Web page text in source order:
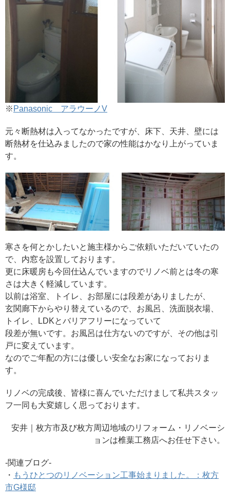
※ Panasonic アラウーノV
元々断熱材は入ってなかったですが、床下、天井、壁には
断熱材を仕込みましたので家の性能はかなり上がっていま
す。
寒さを何とかしたいと施主様からご依頼いただいていたの
で、内窓を設置しております。
更に床暖房も今回仕込んでいますのでリノベ前とは冬の寒
さは大きく軽減しています。
以前は浴室、トイレ、お部屋には段差がありましたが、
玄関廊下からやり替えているので、お風呂、洗面脱衣場、
トイレ、LDKとバリアフリーになっていて
段差が無いです。お風呂は仕方ないのですが、その他は引
戸に変えています。
なのでご年配の方には優しい安全なお家になっておりま
す。
リノベの完成後、皆様に喜んでいただけまして私共スタッ
フ一同も大変嬉しく思っております。
安井｜枚方市及び枚方周辺地域のリフォーム・リノベーシ
ョンは椎葉工務店へお任せ下さい。
-関連ブログ-
・ もうひとつのリノベーション工事始まりました。：枚方
市G様邸